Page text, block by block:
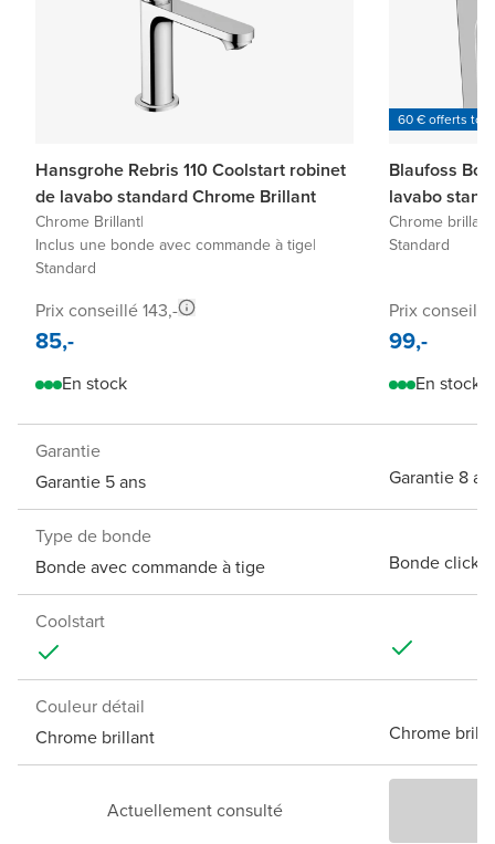
Hansgrohe Rebris 110 Coolstart robinet
de lavabo standard Chrome Brillant
Chrome Brillant|
Inclus une bonde avec commande à tige|
Standard
Prix conseillé 143,-
85,-
En stock
60 € offerts
Blaufoss
lavabo
Chrome brillant
Standard
Prix conseillé
99,-
En stock
Garantie
Garantie 5 ans
Garantie 8
Type de bonde
Bonde avec commande à tige
Bonde
Coolstart
Couleur détail
Chrome brillant
Chrome
Actuellement consulté